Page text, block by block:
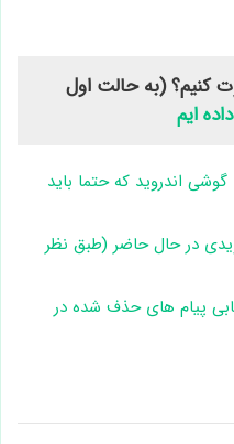
کنیم؟ (به حالت اول
ایم
گوشی اندروید که حتما باید
در حال حاضر (طبق نظر
پیام های حذف شده در